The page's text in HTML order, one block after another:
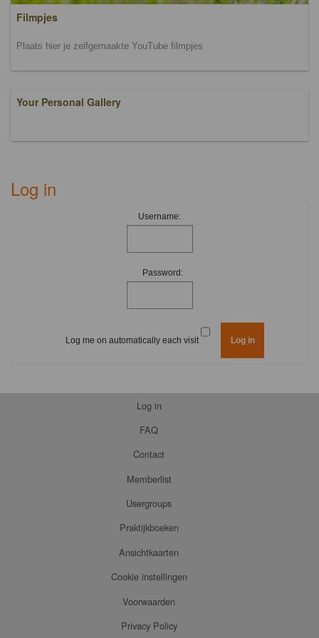
Filmpjes
Plaats hier je zelfgemaakte YouTube filmpjes
Your Personal Gallery
Log in
Username:
Password:
Log me on automatically each visit
Log in
FAQ
Contact
Memberlist
Usergroups
Praktijkboeken
Ansichtkaarten
Cookie instellingen
Voorwaarden
Privacy Policy